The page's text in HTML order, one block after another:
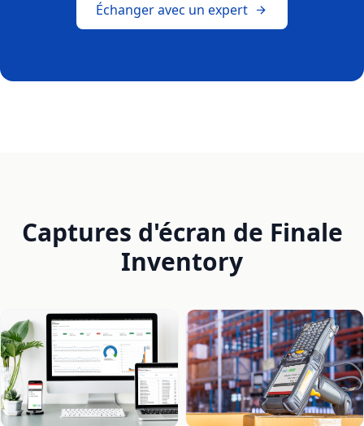
Échanger avec un expert
Captures d'écran de Finale
Inventory